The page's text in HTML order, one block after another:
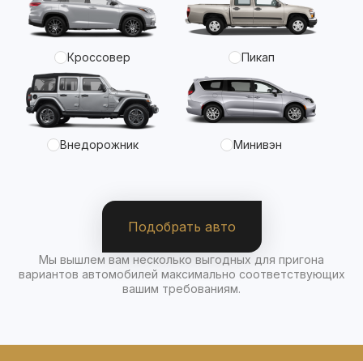
Кроссовер Пикап
Внедорожник Минивэн
Подобрать авто
Мы вышлем вам несколько выгодных для пригона
вариантов автомобилей максимально соответствующих
вашим требованиям.